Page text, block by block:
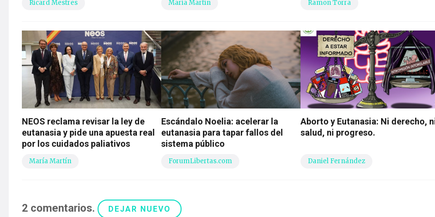
Ricard Mestres María Martín Ramon Torra
NEOS reclama revisar la ley de
eutanasia y pide una apuesta real
por los cuidados paliativos
María Martín
Escándalo Noelia: acelerar la
eutanasia para tapar fallos del
sistema público
ForumLibertas.com
Aborto y Eutanasia: Ni derecho,
salud, ni progreso.
Daniel Fernández
2 comentarios. DEJAR NUEVO